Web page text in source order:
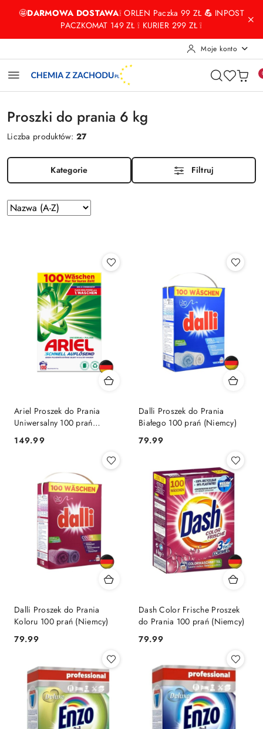
Przejdź do treści głównej
Przejdź do wyszukiwarki
Przejdź do moje konto
Przejdź do menu głównego
Przejdź do stopki
🤩DARMOWA DOSTAWA❕ ORLEN Paczka 99 ZŁ💪 INPOST
PACZKOMAT 149 ZŁ ❕ KURIER 299 ZŁ ❕
Moje konto
Proszki do prania 6 kg
Liczba produktów:27
Kategorie Filtruj
Zastosowano
sortowanie:
Sortuj
według
Ariel Proszek do Prania
Uniwersalny 100 prań
(Niemcy)
Cena:
149.99
Dalli Proszek do Prania
Białego 100 prań (Niemcy)
Cena:
79.99
Dalli Proszek do Prania
Koloru 100 prań (Niemcy)
Cena:
79.99
Dash Color Frische Proszek
do Prania 100 prań (Niemcy)
Cena:
79.99